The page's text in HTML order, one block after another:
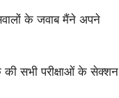
के जवाब मैंने अपने
की सभी परीक्षाओं के सेक्शन